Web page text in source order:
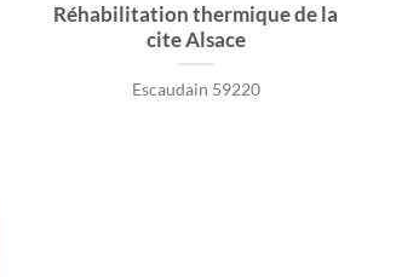
Réhabilitation thermique de la
cite Alsace
Escaudain 59220